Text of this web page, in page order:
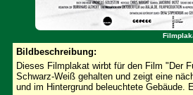
Bildbeschreibung:
Dieses Filmplakat wirbt für den Film "Der
Schwarz-Weiß gehalten und zeigt eine
und im Hintergrund beleuchtete Gebäude.